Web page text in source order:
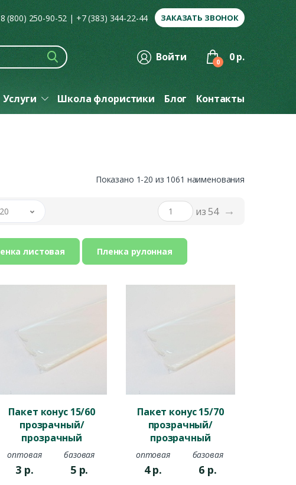
8 (800) 250-90-52 | +7 (383) 344-22-44 ЗАКАЗАТЬ ЗВОНОК
Войти 0 0 р.
Услуги Школа флористики Блог Контакты
Показано 1-20 из 1061 наименования
из 54 →
листовая Пленка рулонная
Пакет конус 15/60
прозрачный/
прозрачный
оптовая
3 р.
базовая
5 р.
Пакет конус 15/70
прозрачный/
прозрачный
оптовая
4р.
базовая
6 р.